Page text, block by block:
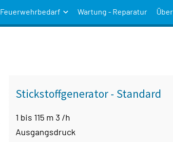
Feuerwehrbedarf Wartung - Reparatur
Stickstoffgenerator - Standard
1 bis 115 m 3 /h
Ausgangsdruck